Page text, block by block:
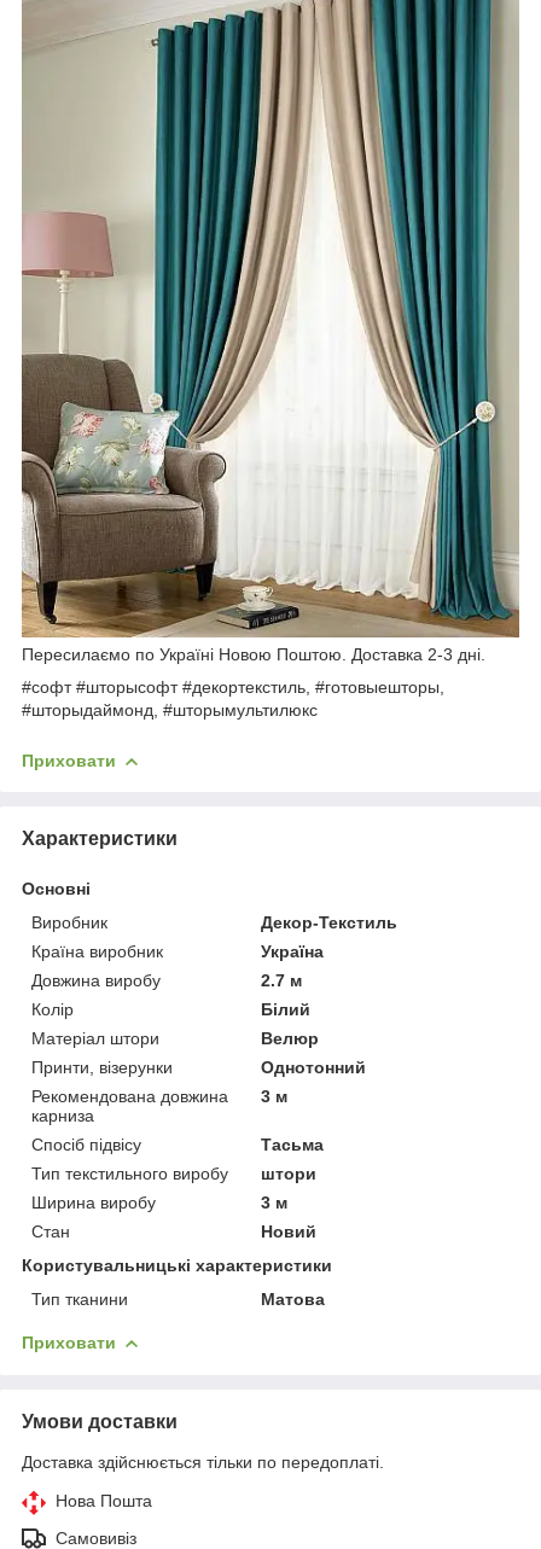
Пересилаємо по Україні Новою Поштою. Доставка 2-3 дні.
#софт #шторысофт #декортекстиль, #готовыешторы,
#шторыдаймонд, #шторымультилюкс
Приховати
Характеристики
Основні
Виробник
Декор-Текстиль
Країна виробник
Україна
Довжина виробу
2.7 м
Колір
Білий
Матеріал штори
Велюр
Принти, візерунки
Однотонний
Рекомендована довжина
карниза
3 м
Спосіб підвісу
Тасьма
Тип текстильного виробу
штори
Ширина виробу
3 м
Стан
Новий
Користувальницькі характеристики
Тип тканини
Матова
Приховати
Умови доставки
Доставка здійснюється тільки по передоплаті.
Нова Пошта
Самовивіз